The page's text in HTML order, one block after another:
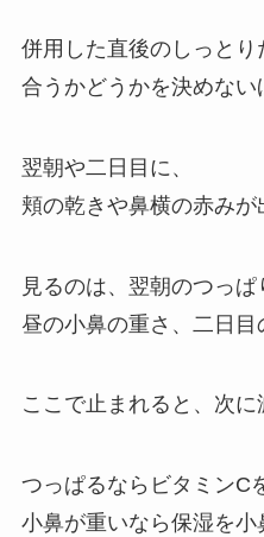
併用した直後のしっとり
合うかどうかを決めない
翌朝や二日目に、
頬の乾きや鼻横の赤みが
見るのは、翌朝のつっぱ
昼の小鼻の重さ、二日目
ここで止まれると、次に
つっぱるならビタミンC
小鼻が重いなら保湿を小